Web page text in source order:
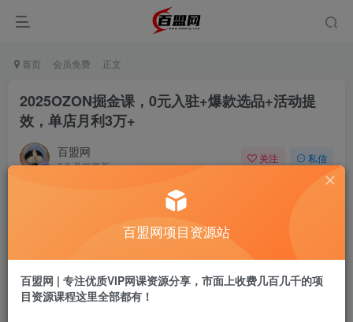
首页 会员免费 正文
2025OZON掘金课，0元入驻+爆款选品+活动提
效，单店月利3万+
百盟网
9个月前更新
关注 私信
盟币9.9
百盟网项目资源站
百盟网 | 专注优质VIP网课资源分享，市面上收费几百几千的项
目资源课程这里全部都有！